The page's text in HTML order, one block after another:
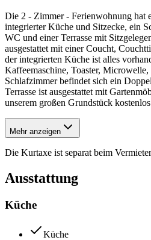
Die 2 - Zimmer - Ferienwohnung hat
integrierter Küche und Sitzecke, ein
WC und einer Terrasse mit
ausgestattet mit einer Coucht,
der integrierten Küche ist alles
Kaffeemaschine, Toaster,
Schlafzimmer befindet sich ein
Terrasse ist ausgestattet mit
unserem großen Grundstück
Mehr anzeigen
Die Kurtaxe ist separat beim
Ausstattung
Küche
Küche